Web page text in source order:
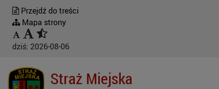
Przejdź do treści
Mapa strony
dziś: 2026-08-06
Straż Miejska